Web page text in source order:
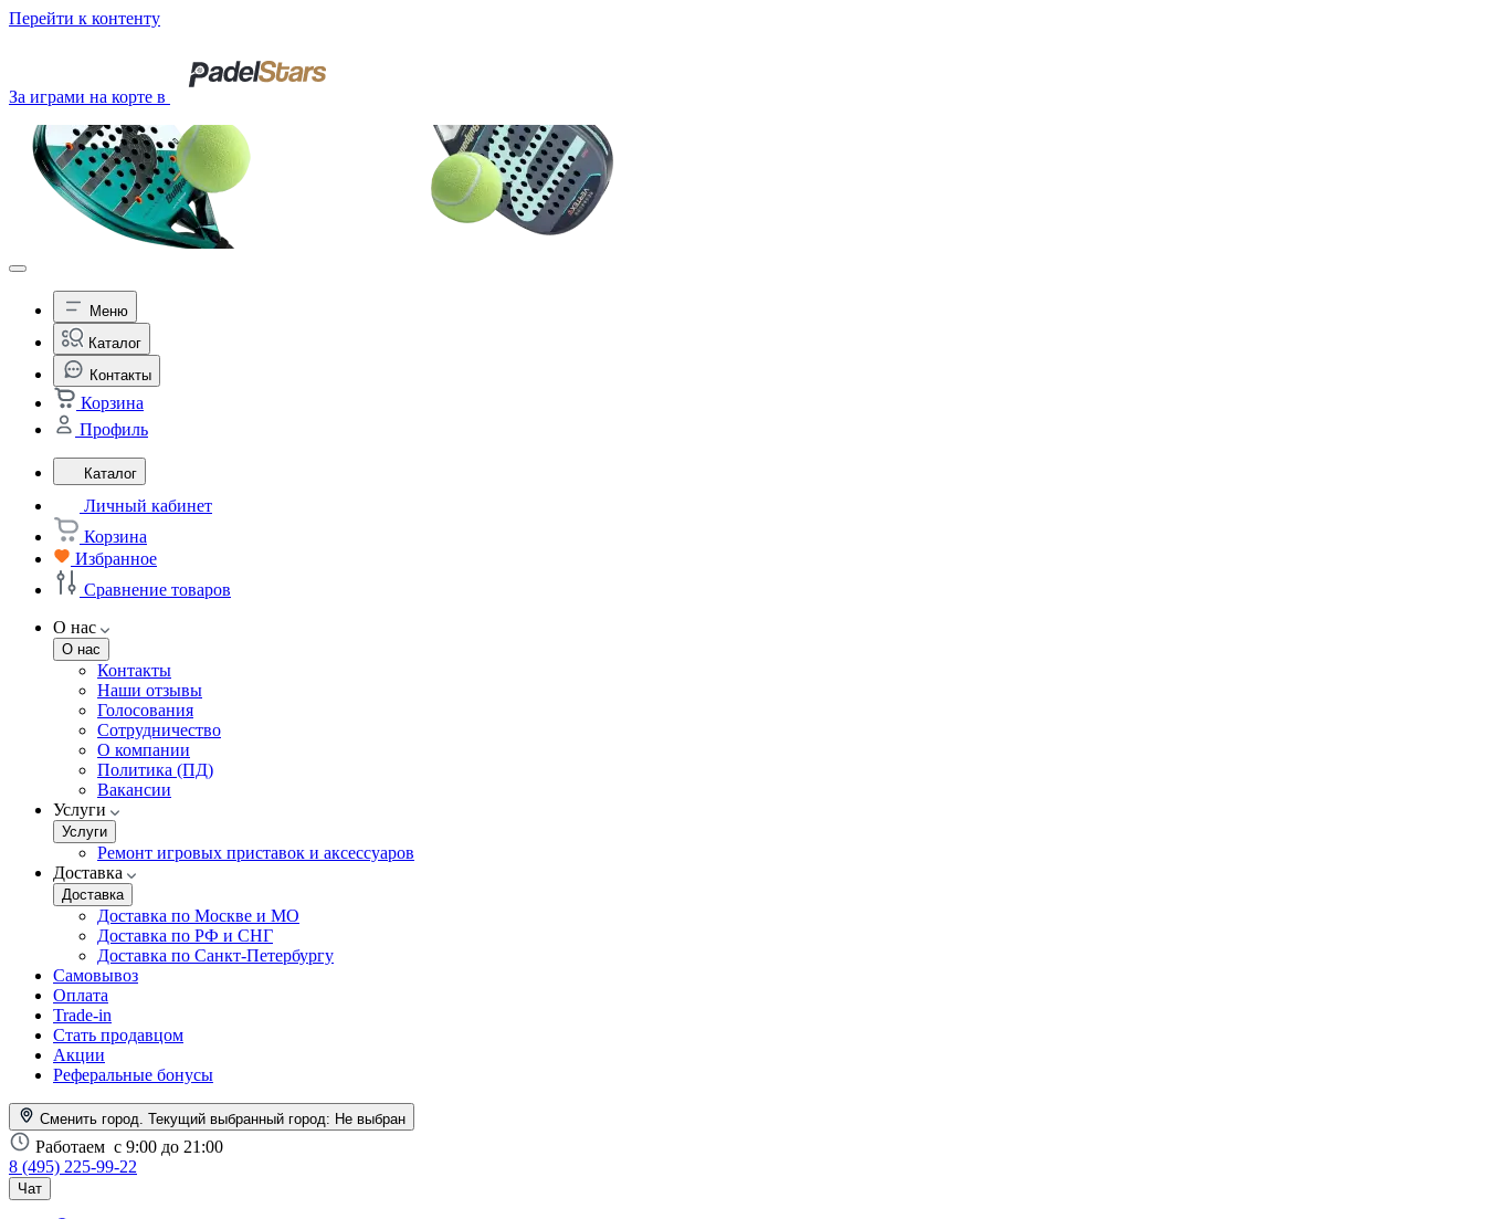
Перейти к контенту
За играми на корте в
Меню
Каталог
Контакты
Корзина
Профиль
Каталог
Личный кабинет
Корзина
Избранное
Сравнение товаров
О нас
О нас
Контакты
Наши отзывы
Голосования
Сотрудничество
О компании
Политика (ПД)
Вакансии
Услуги
Услуги
Ремонт игровых приставок и аксессуаров
Доставка
Доставка
Доставка по Москве и МО
Доставка по РФ и СНГ
Доставка по Санкт-Петербургу
Самовывоз
Оплата
Trade-in
Стать продавцом
Акции
Реферальные бонусы
Сменить город. Текущий выбранный город: Не выбран
Работаем с 9:00 до 21:00
8 (495) 225-99-22
Чат